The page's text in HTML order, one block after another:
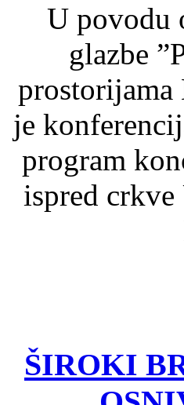
U povodu
glazbe
prostorijama
je
program
ispred
ŠIROKI